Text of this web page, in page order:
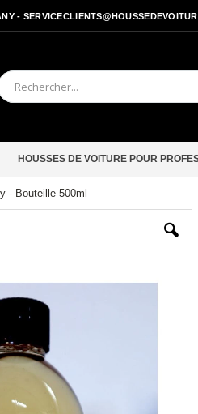
-
HOUSSES DE VOITURE POUR
- Bouteille 500ml